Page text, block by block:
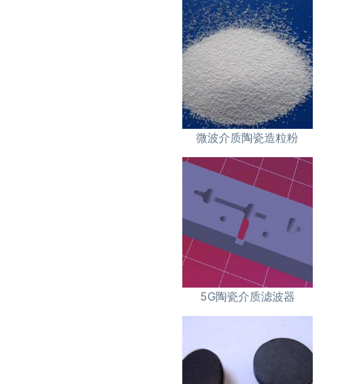
微波介质陶瓷造粒粉
5G陶瓷介质滤波器